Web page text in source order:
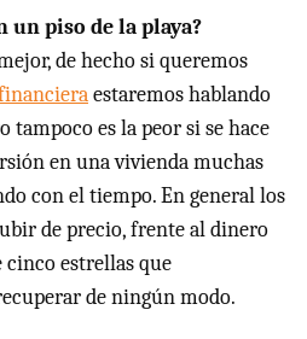
un piso de la playa?
de hecho si queremos
estaremos hablando
tampoco es la peor si se hace
en una vivienda muchas
con el tiempo. En general los
de precio, frente al dinero
estrellas que
de ningún modo.